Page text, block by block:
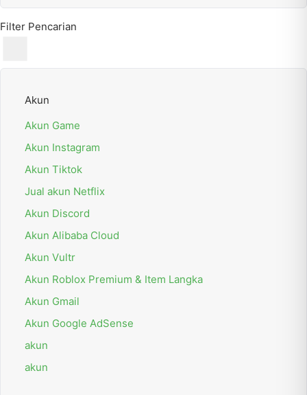
Filter Pencarian
Akun
Akun Game
Akun Instagram
Akun Tiktok
Jual akun Netflix
Akun Discord
Akun Alibaba Cloud
Akun Vultr
Akun Roblox Premium & Item Langka
Akun Gmail
Akun Google AdSense
akun
akun